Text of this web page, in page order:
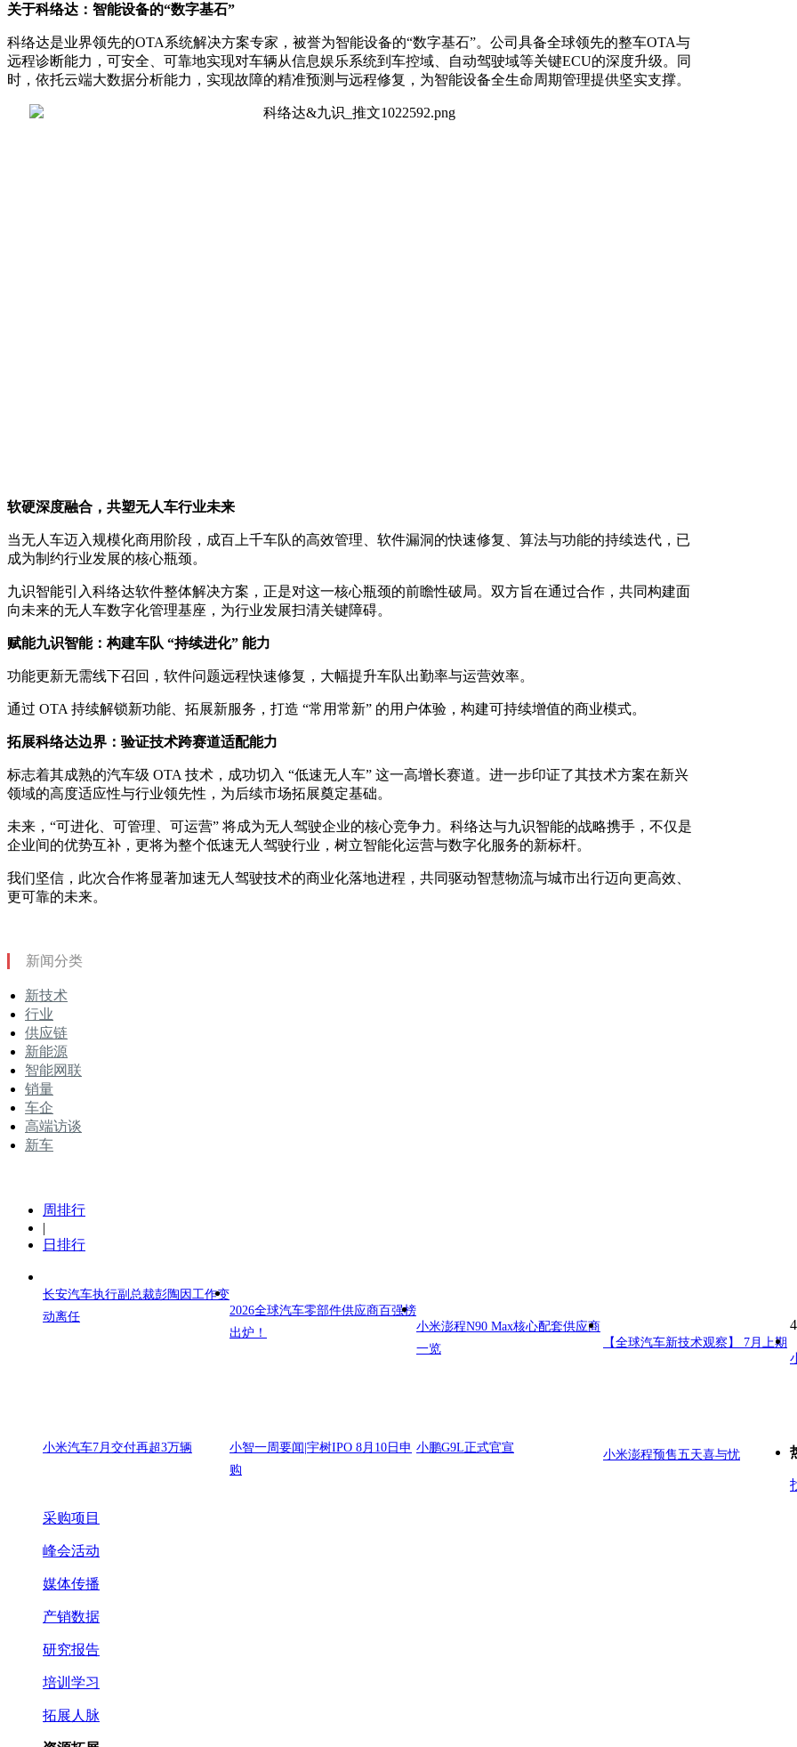
关于科络达：智能设备的“数字基石”
科络达是业界领先的OTA系统解决方案专家，被誉为智能设备的“数字基石”。公司具备全球领先的整车OTA与
远程诊断能力，可安全、可靠地实现对车辆从信息娱乐系统到车控域、自动驾驶域等关键ECU的深度升级。同
时，依托云端大数据分析能力，实现故障的精准预测与远程修复，为智能设备全生命周期管理提供坚实支撑。
软硬深度融合，共塑无人车行业未来
当无人车迈入规模化商用阶段，成百上千车队的高效管理、软件漏洞的快速修复、算法与功能的持续迭代，已
成为制约行业发展的核心瓶颈。
九识智能引入科络达软件整体解决方案，正是对这一核心瓶颈的前瞻性破局。双方旨在通过合作，共同构建面
向未来的无人车数字化管理基座，为行业发展扫清关键障碍。
赋能九识智能：构建车队 “持续进化” 能力
功能更新无需线下召回，软件问题远程快速修复，大幅提升车队出勤率与运营效率。
通过 OTA 持续解锁新功能、拓展新服务，打造 “常用常新” 的用户体验，构建可持续增值的商业模式。
拓展科络达边界：验证技术跨赛道适配能力
标志着其成熟的汽车级 OTA 技术，成功切入 “低速无人车” 这一高增长赛道。进一步印证了其技术方案在新兴
领域的高度适应性与行业领先性，为后续市场拓展奠定基础。
未来，“可进化、可管理、可运营” 将成为无人驾驶企业的核心竞争力。科络达与九识智能的战略携手，不仅是
企业间的优势互补，更将为整个低速无人驾驶行业，树立智能化运营与数字化服务的新标杆。
我们坚信，此次合作将显著加速无人驾驶技术的商业化落地进程，共同驱动智慧物流与城市出行迈向更高效、
更可靠的未来。
新闻分类
新技术
行业
供应链
新能源
智能网联
销量
车企
高端访谈
新车
周排行
|
日排行
长安汽车执行副总裁彭陶因工作变
动离任
2026全球汽车零部件供应商百强榜
出炉！
小米澎程N90 Max核心配套供应商
一览
4
【全球汽车新技术观察】 7月上期
小米汽车7月交付再超3万辆
小智一周要闻|宇树IPO 8月10日申
购
小鹏G9L正式官宣
小米澎程预售五天喜与忧
采购项目
峰会活动
媒体传播
产销数据
研究报告
培训学习
拓展人脉